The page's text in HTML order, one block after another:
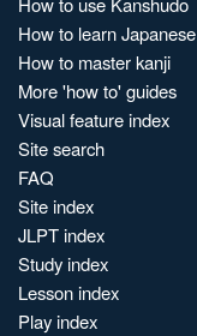
How to learn Japanese
How to master kanji
More 'how to' guides
Visual feature index
Site search
FAQ
Site index
JLPT index
Study index
Lesson index
Play index